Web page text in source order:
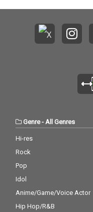
Genre- All Genres
Hi-res
Rock
Pop
Idol
Anime/Game/Voice Actor
Hip Hop/R&B